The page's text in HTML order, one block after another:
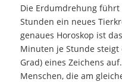
Die Erdumdrehung führt
Stunden ein neues
genaues Horoskop ist
Minuten je Stunde
Grad) eines Zeichens
Menschen, die am